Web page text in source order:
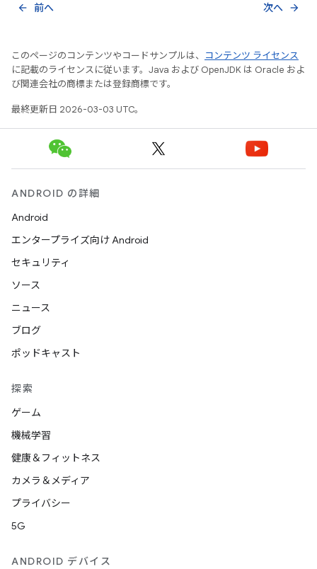
前へ
arrow_back 次へ arrow_forward
このページのコンテンツやコードサンプルは、
コンテンツ ライセンス
に記載のライセンスに従います。Java および OpenJDK は Oracle およ
び関連会社の商標または登録商標です。
最終更新日 2026-03-03 UTC。
ANDROID の詳細
Android
エンタープライズ向け Android
セキュリティ
ソース
ニュース
ブログ
ポッドキャスト
探索
ゲーム
機械学習
健康＆フィットネス
カメラ＆メディア
プライバシー
5G
ANDROID デバイス